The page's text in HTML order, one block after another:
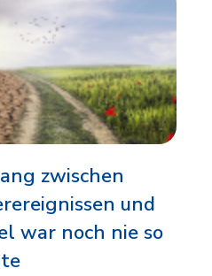
zwischen
und
war noch nie so